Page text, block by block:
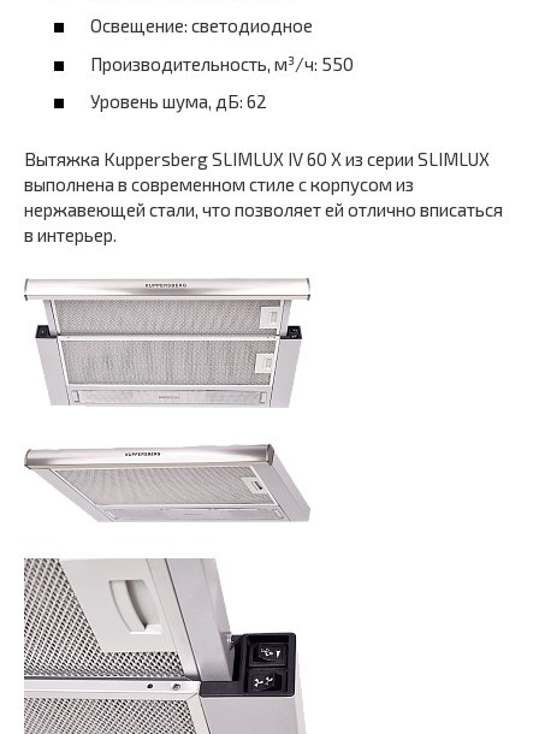
Освещение: светодиодное
Производительность, м³/ч: 550
Уровень шума, дБ: 62
Вытяжка Kuppersberg SLIMLUX IV 60 X из серии SLIMLUX
выполнена в современном стиле с корпусом из
нержавеющей стали, что позволяет ей отлично вписаться
в интерьер.